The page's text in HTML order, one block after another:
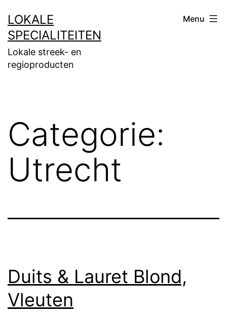
naar
de
inhoud
LOKALE
SPECIALITEITEN
Lokale streek- en
regioproducten
Menu
Categorie:
Utrecht
Duits & Lauret Blond,
Vleuten